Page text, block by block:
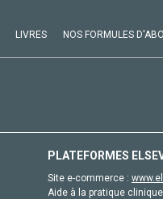
LIVRES NOS FORMULES
PLATEFORMES
Site e-commerce :
Aide à la pratique